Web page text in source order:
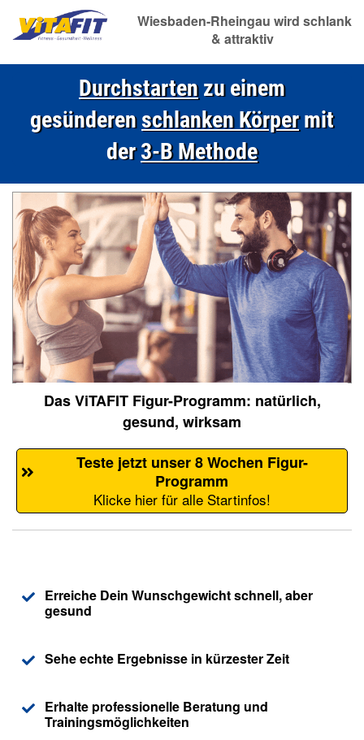
Wiesbaden-Rheingau wird schlank
& attraktiv
Durchstartenzu einem
gesünderenschlanken Körpermit
der3-B Methode
Das ViTAFIT Figur-Programm: natürlich,
gesund, wirksam
Teste jetzt unser 8 Wochen Figur-
Programm
Klicke hier für alle Startinfos!
Erreiche Dein Wunschgewicht schnell, aber
gesund
Sehe echte Ergebnisse in kürzester Zeit
Erhalte professionelle Beratung und
Trainingsmöglichkeiten